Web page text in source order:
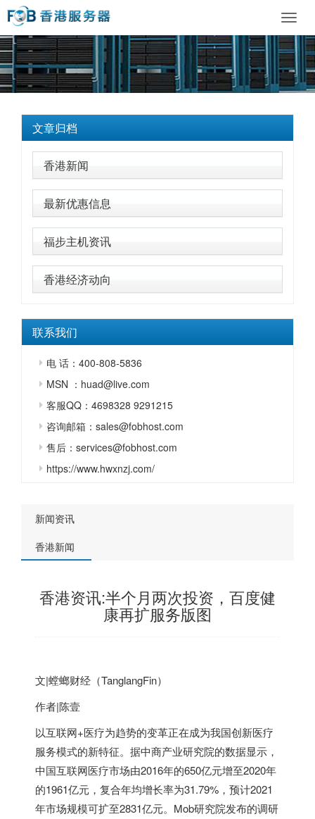
文章归档
香港新闻
最新优惠信息
福步主机资讯
香港经济动向
联系我们
电 话：400-808-5836
MSN ：huad@live.com
客服QQ：4698328 9291215
咨询邮箱：sales@fobhost.com
售后：services@fobhost.com
https://www.hwxnzj.com/
新闻资讯
香港新闻
香港资讯:半个月两次投资，百度健
康再扩服务版图
文|螳螂财经（TanglangFin）
作者|陈壹
以互联网+医疗为趋势的变革正在成为我国创新医疗
服务模式的新特征。据中商产业研究院的数据显示，
中国互联网医疗市场由2016年的650亿元增至2020年
的1961亿元，复合年均增长率为31.79%，预计2021
年市场规模可扩至2831亿元。Mob研究院发布的调研